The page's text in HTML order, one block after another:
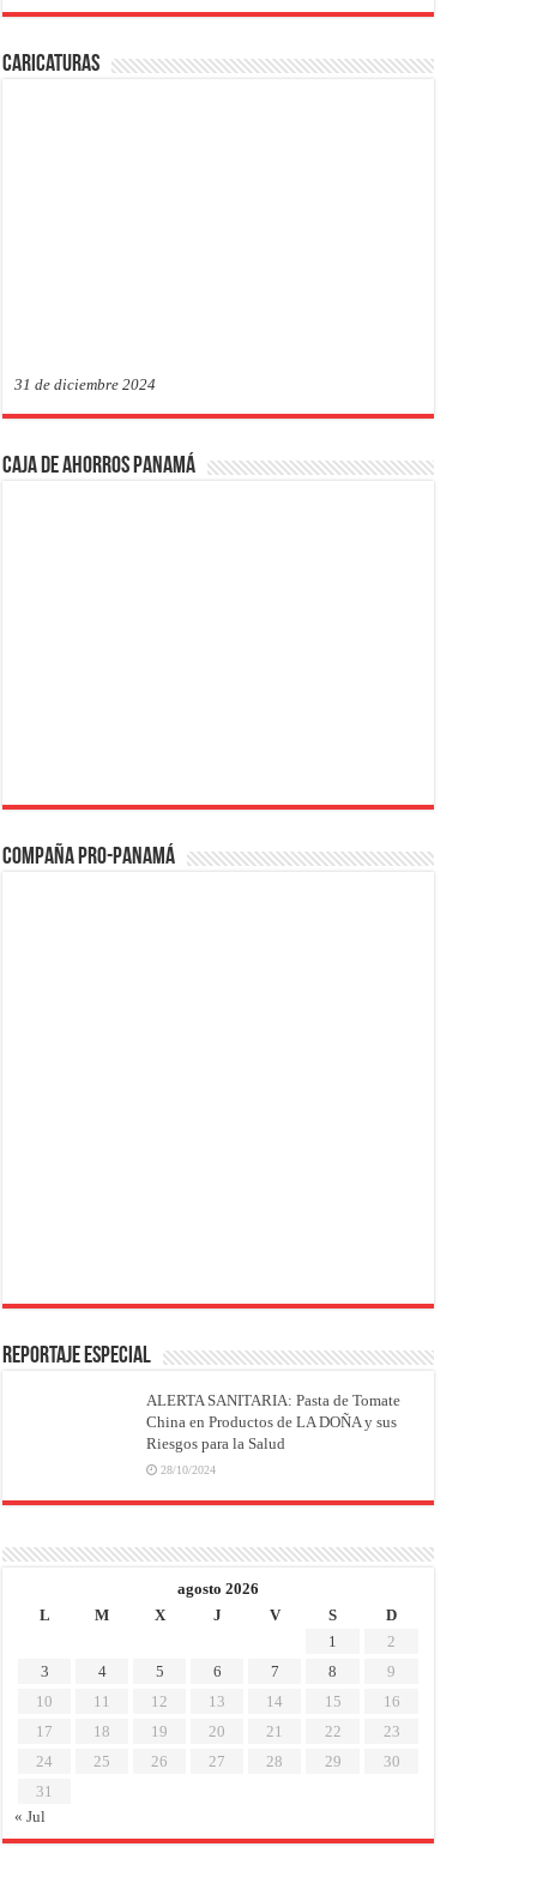
Caricaturas
31 de diciembre 2024
Caja de Ahorros Panamá
Compaña PRO-Panamá
REPORTAJE ESPECIAL
ALERTA SANITARIA: Pasta de Tomate
China en Productos de LA DOÑA y sus
Riesgos para la Salud
28/10/2024
agosto 2026
L
M X J V S
D
1
2
3
4 5 6 7 8
9
10
11 12 13 14 15
16
17
18 19 20 21 22
23
24
25 26 27 28 29
30
31
« Jul